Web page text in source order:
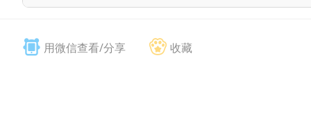
用微信查看/分享 收藏